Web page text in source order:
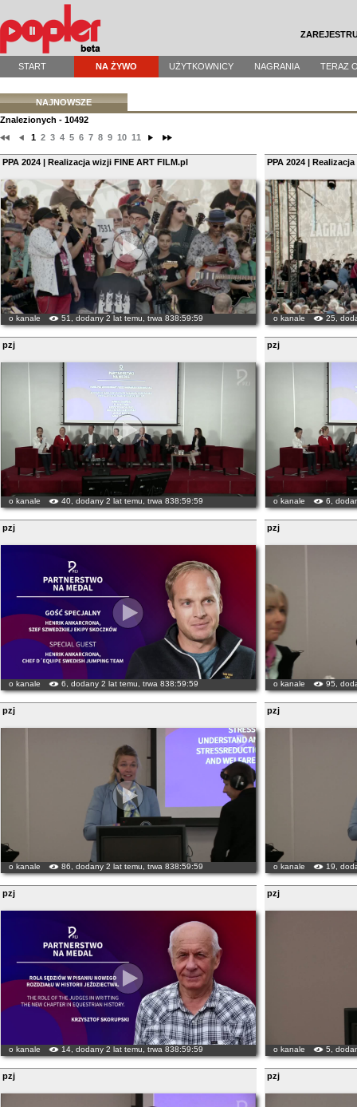
START NA ŻYWO UŻYTKOWNICY NAGRANIA TERAZ
NAJNOWSZE
Znalezionych - 10492
1 2 3 4 5 6 7 8 9 10 11
PPA 2024 | Realizacja wizji FINE ART FILM.pl
o kanale 51, dodany 2 lat temu, trwa 838:59:59
PPA 2024 |
o kanale 25,
pzj
o kanale 40, dodany 2 lat temu, trwa 838:59:59
pzj
o kanale 6,
pzj
o kanale 6, dodany 2 lat temu, trwa 838:59:59
pzj
o kanale 95,
pzj
o kanale 86, dodany 2 lat temu, trwa 838:59:59
pzj
o kanale 19,
pzj
o kanale 14, dodany 2 lat temu, trwa 838:59:59
pzj
o kanale 5,
pzj pzj